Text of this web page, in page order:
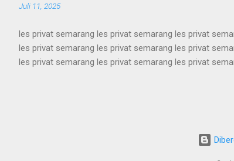
Juli 11, 2025
les privat semarang les privat semarang les privat
les privat semarang les privat semarang les privat
les privat semarang les privat semarang les privat
les privat semarang les privat semarang les privat
les privat semarang les privat semarang les privat